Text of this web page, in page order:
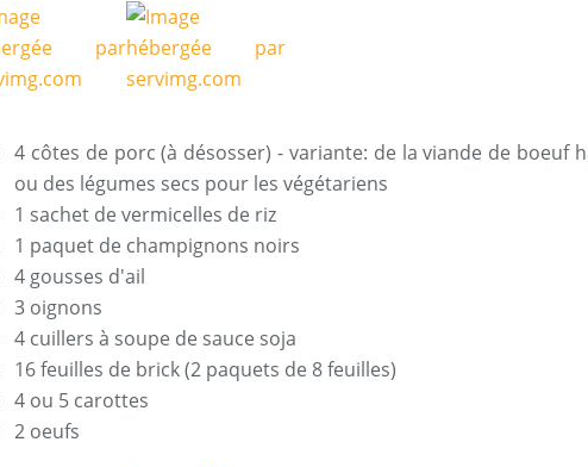
4 côtes de porc (à désosser) - variante: de la viande de boeuf
ou des légumes secs pour les végétariens
1 sachet de vermicelles de riz
1 paquet de champignons noirs
4 gousses d'ail
3 oignons
4 cuillers à soupe de sauce soja
16 feuilles de brick (2 paquets de 8 feuilles)
4 ou 5 carottes
2 oeufs